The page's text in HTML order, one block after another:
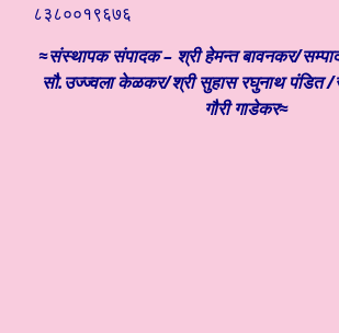
८३८००१९६७६
≈संस्थापक संपादक – श्री हेमन्त बावनकर/
सौ.उज्ज्वला केळकर/श्री सुहास रघुनाथ पंडित
गौरी गाडेकर≈